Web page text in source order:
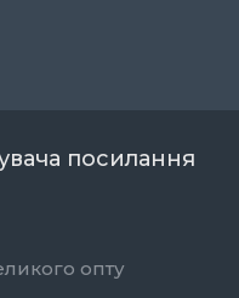
посилання
опту